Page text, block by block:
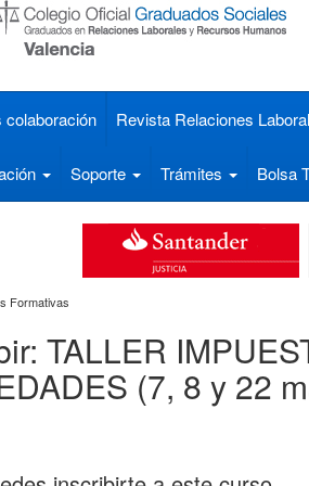
colaboración Revista Relaciones
Soporte Trámites Bolsa
Formativas
TALLER
(7, 8 y 22